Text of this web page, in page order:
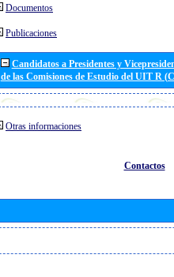
Documentos
Publicaciones
Candidatos a Presidentes y
de las Comisiones de Estudio del UIT R
Otras informaciones
Contactos